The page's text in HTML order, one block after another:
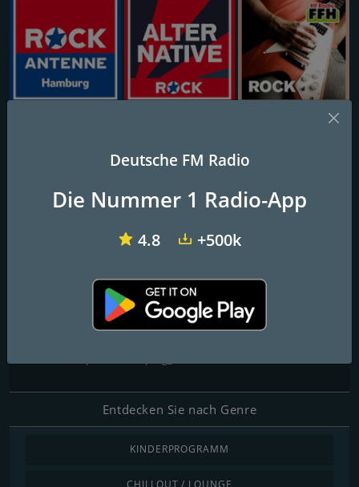
Prog Rock
Psychedelic/Space Rock Symphonic Prog u.v.m.
Frankfurt am Main : Online
Kontakte
Entdecken Sie nach Genre
KINDERPROGRAMM
CHILLOUT / LOUNGE
Deutsche FM Radio
Die Nummer 1 Radio-App
4.8 +500k